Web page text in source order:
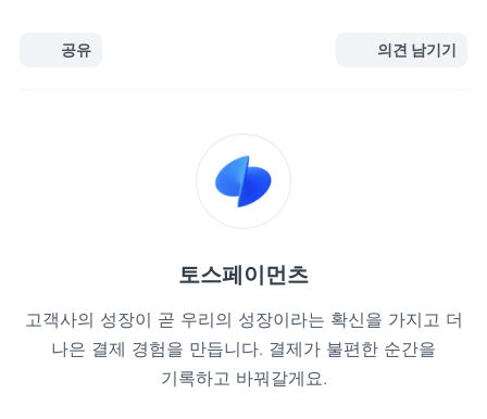
공유 의견 남기기
토스페이먼츠
고객사의 성장이 곧 우리의 성장이라는 확신을 가지고 더
나은 결제 경험을 만듭니다. 결제가 불편한 순간을
기록하고 바꿔갈게요.